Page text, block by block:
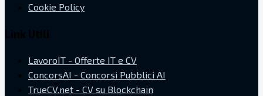
Cookie Policy
LavoroIT - Offerte IT e CV
ConcorsAI - Concorsi Pubblici AI
TrueCV.net - CV su Blockchain